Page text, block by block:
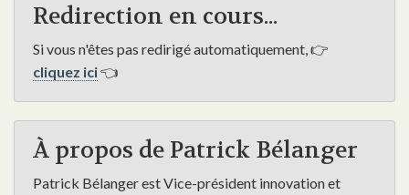
Redirection en cours...
Si vous n'êtes pas redirigé automatiquement, 👉
cliquez ici👈
À propos de Patrick Bélanger
Patrick Bélanger est Vice-président innovation et